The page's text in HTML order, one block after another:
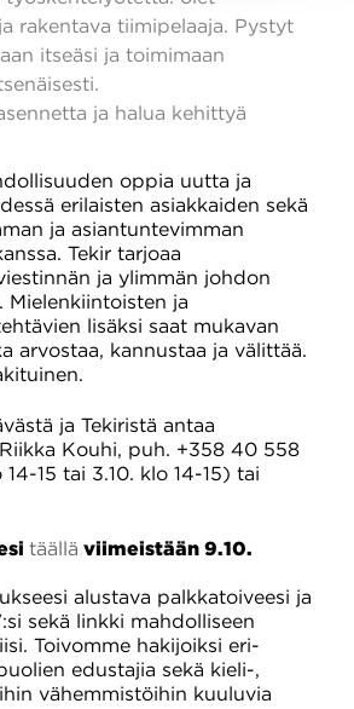
rakentava tiimipelaaja. Pystyt
itseäsi ja toimimaan
ja halua kehittyä
oppia uutta ja
erilaisten asiakkaiden sekä
ja asiantuntevimman
Tekir tarjoaa
ja ylimmän johdon
Mielenkiintoisten ja
lisäksi saat mukavan
arvostaa, kannustaa ja välittää.
ja Tekiristä antaa
Kouhi, puh. +358 40 558
15 tai 3.10. klo 14-15) tai
täällä viimeistään 9.10.
alustava palkkatoiveesi ja
sekä linkki mahdolliseen
Toivomme hakijoiksi eri-
edustajia sekä kieli-,
vähemmistöihin kuuluvia